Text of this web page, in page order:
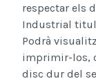
respectar els
Industrial
Podrà
imprimir-los,
disc dur del